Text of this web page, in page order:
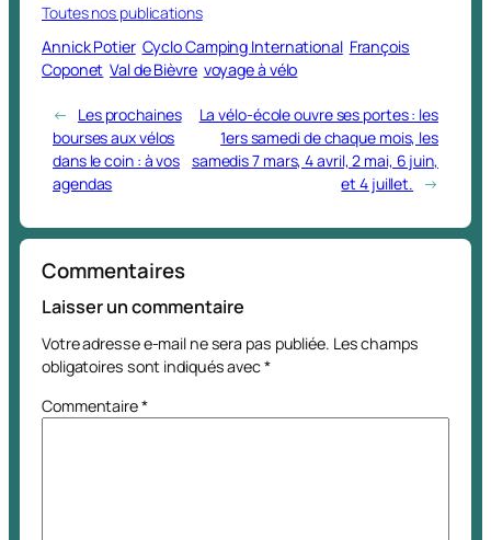
Toutes nos publications
Annick Potier Cyclo Camping International François
Coponet Val de Bièvre voyage à vélo
←
Les prochaines
bourses aux vélos
dans le coin : à vos
agendas
La vélo-école ouvre ses portes : les
1ers samedi de chaque mois, les
samedis 7 mars, 4 avril, 2 mai, 6 juin,
et 4 juillet.
→
Commentaires
Laisser un commentaire
Votre adresse e-mail ne sera pas publiée. Les champs
obligatoires sont indiqués avec*
Commentaire*